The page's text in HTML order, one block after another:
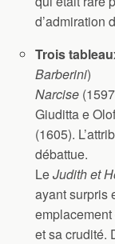
d’admiration
Trois
Barberini)
Narcise
Giuditta e
(1605).
débattue.
LeJudith et
ayant surpris
et sa crudité.